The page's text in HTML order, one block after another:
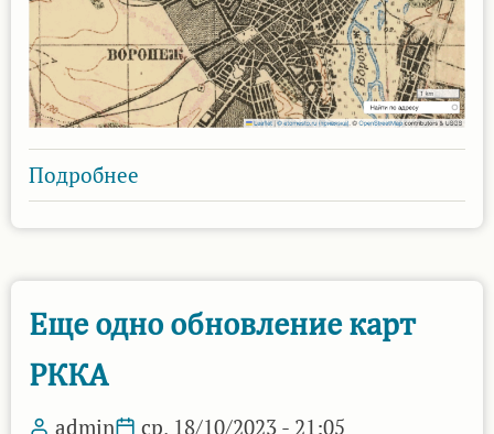
Подробнее
Очередное
обновление
карт
Еще одно обновление карт
РККА
admin
ср, 18/10/2023 - 21:05